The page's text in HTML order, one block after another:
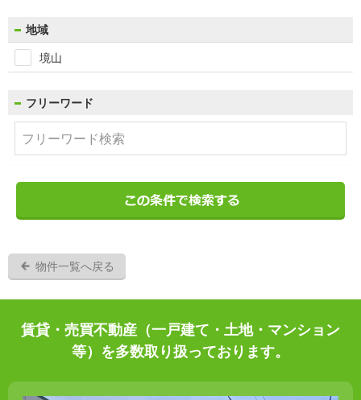
地域
境山
フリーワード
物件一覧へ戻る
賃貸・売買不動産（一戸建て・土地・マンション
等）を多数取り扱っております。